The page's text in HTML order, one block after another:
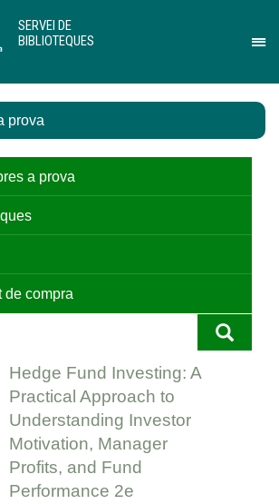
el
de
SERVEI DE
BIBLIOTEQUES
prova
a prova
de compra
Hedge Fund Investing: A
Practical Approach to
Understanding Investor
Motivation, Manager
Profits, and Fund
Performance 2e